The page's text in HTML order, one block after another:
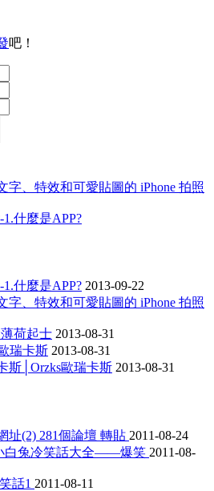
吧！
字、特效和可愛貼圖的 iPhone 拍照
什麼是APP?
什麼是APP? 2013-09-22
字、特效和可愛貼圖的 iPhone 拍照
荷起士 2013-08-31
瑞卡斯 2013-08-31
斯│Orzks歐瑞卡斯 2013-08-31
址(2) 281個論壇 轉貼 2011-08-24
白兔冷笑話大全——爆笑 2011-08-
話1 2011-08-11